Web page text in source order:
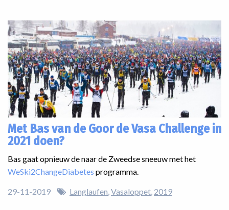
Met Bas van de Goor de Vasa Challenge in
2021 doen?
Bas gaat opnieuw de naar de Zweedse sneeuw met het
WeSki2ChangeDiabetes programma.
29-11-2019 Langlaufen Vasaloppet 2019